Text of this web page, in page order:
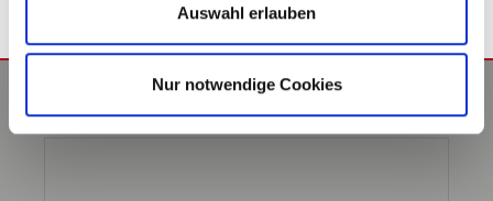
Auswahl erlauben
Nur notwendige Cookies
VPE: 100